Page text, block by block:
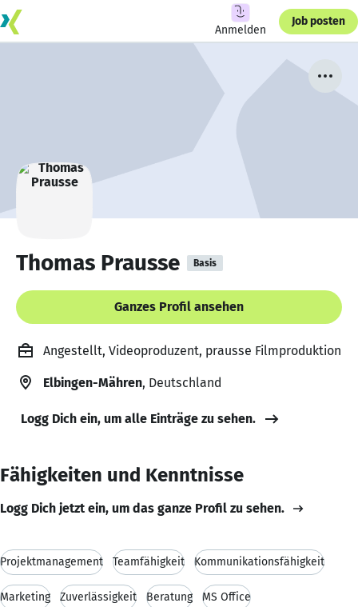
Anmelden
Job posten
Thomas Prausse Basis
Ganzes Profil ansehen
Angestellt, Videoproduzent, prausse Filmproduktion
Elbingen-Mähren, Deutschland
Logg Dich ein, um alle Einträge zu sehen.
Fähigkeiten und Kenntnisse
Logg Dich jetzt ein, um das ganze Profil zu sehen.
Projektmanagement Teamfähigkeit Kommunikationsfähigkeit
Marketing Zuverlässigkeit Beratung MS Office